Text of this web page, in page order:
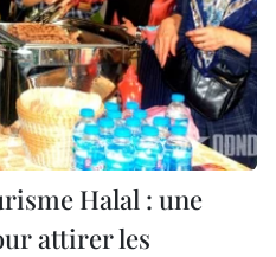
Halal : une
attirer les